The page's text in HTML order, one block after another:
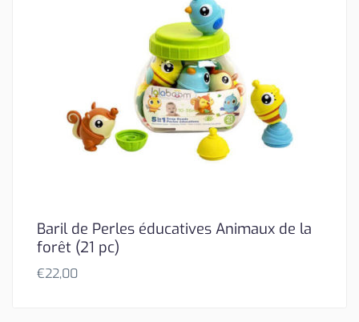
Baril de Perles éducatives Animaux de la
forêt (21 pc)
€22,00